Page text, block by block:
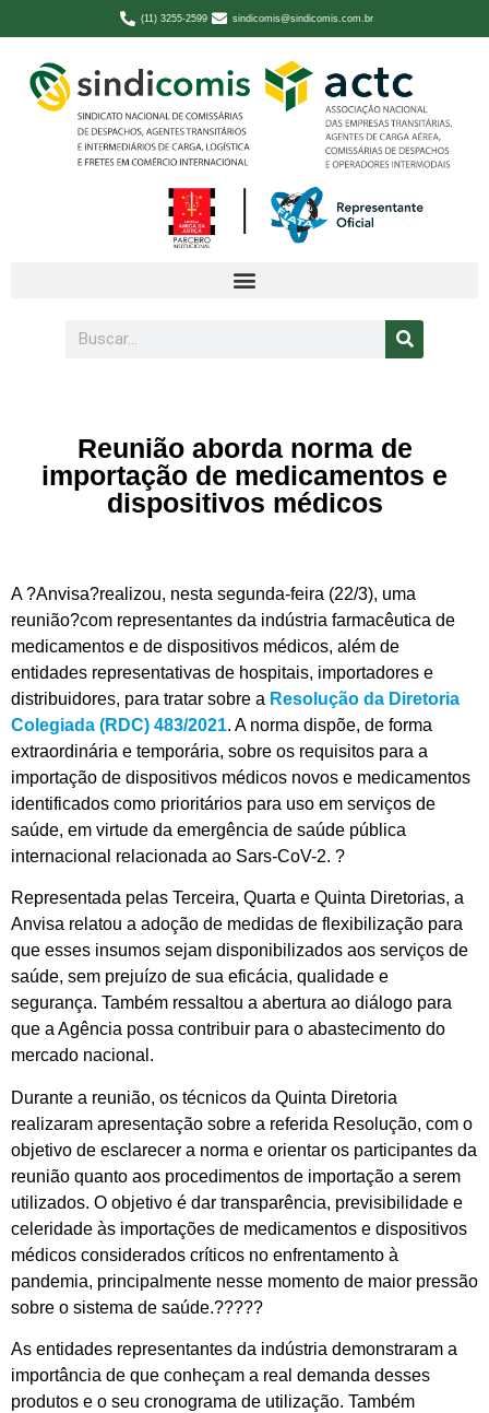
(11) 3255-2599 sindicomis@sindicomis.com.br
Reunião aborda norma de
importação de medicamentos e
dispositivos médicos
A ?Anvisa?realizou, nesta segunda-feira (22/3), uma
reunião?com representantes da indústria farmacêutica de
medicamentos e de dispositivos médicos, além de
entidades representativas de hospitais, importadores e
distribuidores, para tratar sobre a Resolução da Diretoria
Colegiada (RDC) 483/2021. A norma dispõe, de forma
extraordinária e temporária, sobre os requisitos para a
importação de dispositivos médicos novos e medicamentos
identificados como prioritários para uso em serviços de
saúde, em virtude da emergência de saúde pública
internacional relacionada ao Sars-CoV-2. ?
Representada pelas Terceira, Quarta e Quinta Diretorias, a
Anvisa relatou a adoção de medidas de flexibilização para
que esses insumos sejam disponibilizados aos serviços de
saúde, sem prejuízo de sua eficácia, qualidade e
segurança. Também ressaltou a abertura ao diálogo para
que a Agência possa contribuir para o abastecimento do
mercado nacional.
Durante a reunião, os técnicos da Quinta Diretoria
realizaram apresentação sobre a referida Resolução, com o
objetivo de esclarecer a norma e orientar os participantes da
reunião quanto aos procedimentos de importação a serem
utilizados. O objetivo é dar transparência, previsibilidade e
celeridade às importações de medicamentos e dispositivos
médicos considerados críticos no enfrentamento à
pandemia, principalmente nesse momento de maior pressão
sobre o sistema de saúde.?????
As entidades representantes da indústria demonstraram a
importância de que conheçam a real demanda desses
produtos e o seu cronograma de utilização. Também